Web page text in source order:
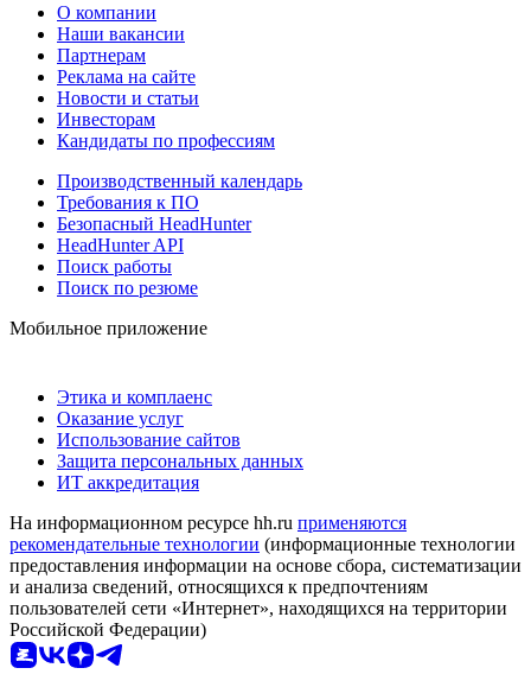
О компании
Наши вакансии
Партнерам
Реклама на сайте
Новости и статьи
Инвесторам
Кандидаты по профессиям
Производственный календарь
Требования к ПО
Безопасный HeadHunter
HeadHunter API
Поиск работы
Поиск по резюме
Мобильное приложение
Этика и комплаенс
Оказание услуг
Использование сайтов
Защита персональных данных
ИТ аккредитация
На информационном ресурсе hh.ru применяются
рекомендательные технологии (информационные технологии
предоставления информации на основе сбора, систематизации
и анализа сведений, относящихся к предпочтениям
пользователей сети «Интернет», находящихся на территории
Российской Федерации)